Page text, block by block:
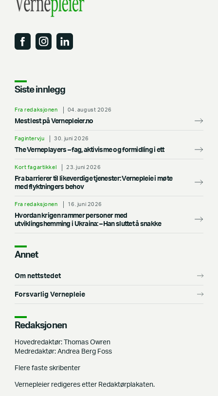
Siste innlegg
Fra redaksjonen 04. august 2026
Mest lest på Vernepleier.no
Fagintervju 30. juni 2026
The Verneplayers – fag, aktivisme og formidling i ett
Kort fagartikkel 23. juni 2026
Fra barrierer til likeverdige tjenester: Vernepleie i møte
med flyktningers behov
Fra redaksjonen 16. juni 2026
Hvordan krigen rammer personer med
utviklingshemming i Ukraina: –⁠ Han sluttet å snakke
Annet
Om nettstedet
Forsvarlig Vernepleie
Redaksjonen
Hovedredaktør: Thomas Owren
Medredaktør: Andrea Berg Foss
Flere faste skribenter
Vernepleier redigeres etter Redaktørplakaten.